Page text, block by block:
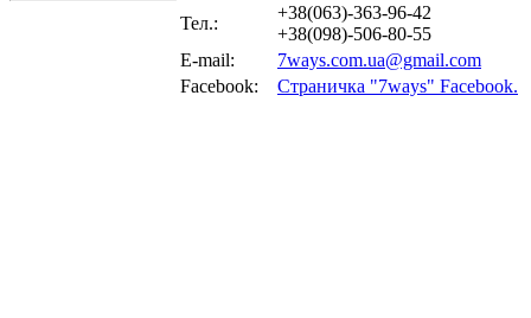
Тел.:
+38(063)-363-96-42
+38(098)-506-80-55
E-mail:
7ways.com.ua@gmail.com
Facebook:
Страничка "7ways" Facebook.